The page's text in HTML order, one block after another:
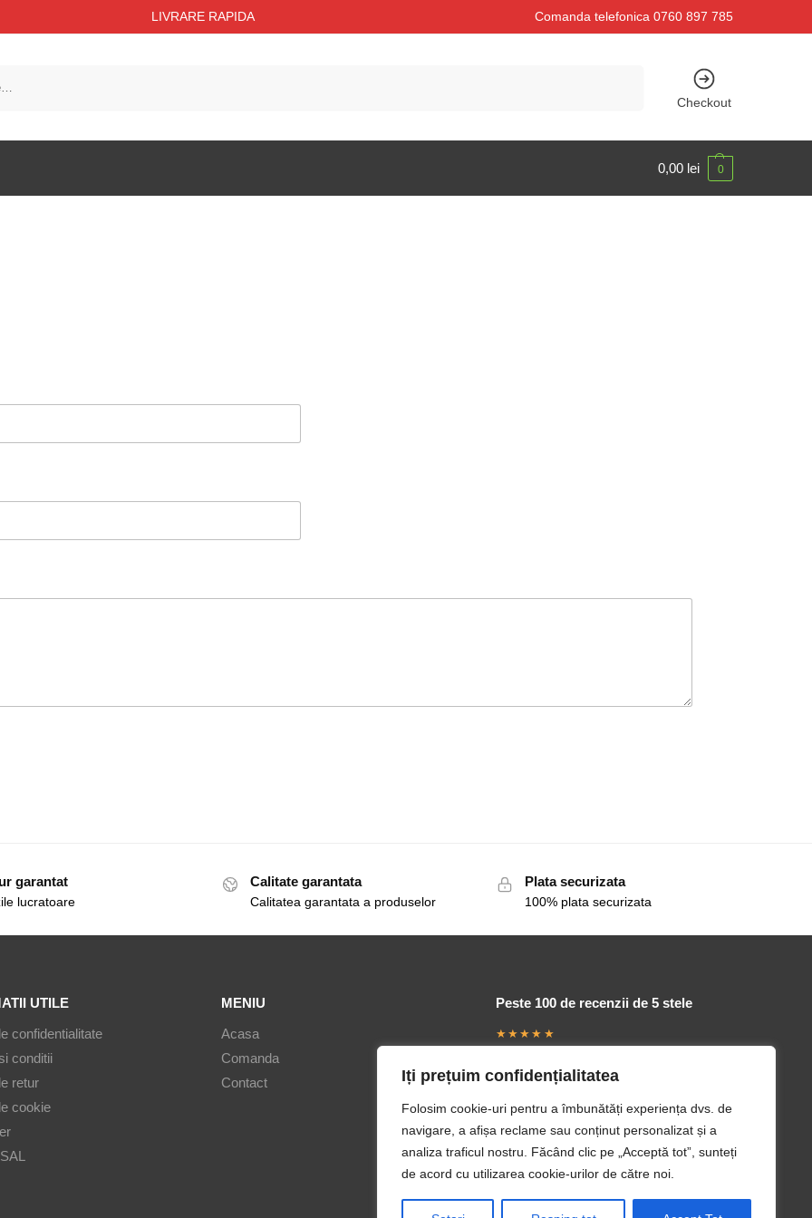
Iți prețuim confidențialitatea
Folosim cookie-uri pentru a îmbunătăți experiența dvs. de
navigare, a afișa reclame sau conținut personalizat și a
analiza traficul nostru. Făcând clic pe „Acceptă tot”, sunteți
de acord cu utilizarea cookie-urilor de către noi.
LIVRARE RAPIDA Comanda telefonica 0760 897 785
Checkout
0,00 lei 0
garantat
lucratoare
Calitate garantata
Calitatea garantata a produselor
Plata securizata
100% plata securizata
UTILE
confidentialitate
conditii
retur
cookie
MENIU
Acasa
Comanda
Contact
Peste 100 de recenzii de 5 stele
★★★★★
Monica Calavie